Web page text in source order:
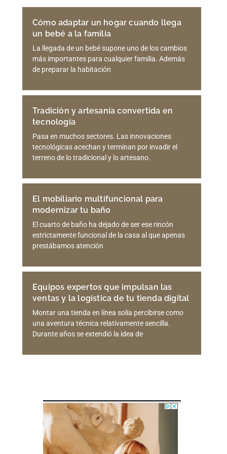
Cómo adaptar un hogar cuando llega
un bebé a la familia
La llegada de un bebé supone uno de los cambios
más importantes para cualquier familia. Además
de preparar la habitación
Tradición y artesanía convertida en
tecnología
Pasa en muchos sectores. Las innovaciones
tecnológicas acechan y terminan por invadir el
terreno de lo tradicional y lo artesano.
El mobiliario multifuncional para
modernizar tu baño
El cuarto de baño ha dejado de ser ese rincón
estrictamente funcional de la casa al que apenas
prestábamos atención
Equipos expertos que impulsan las
ventas y la logística de tu tienda digital
Montar una tienda en línea solía percibirse como
una aventura técnica relativamente sencilla.
Durante años se extendió la idea de